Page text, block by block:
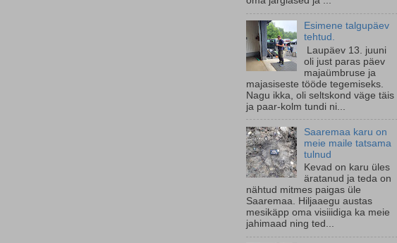
Esimene talgupäev
tehtud.
Laupäev 13. juuni
oli just paras päev
majaümbruse ja
majasiseste tööde tegemiseks.
Nagu ikka, oli seltskond väge täis
ja paar-kolm tundi ni...
Saaremaa karu on
meie maile tatsama
tulnud
Kevad on karu üles
äratanud ja teda on
nähtud mitmes paigas üle
Saaremaa. Hiljaaegu austas
mesikäpp oma visiiidiga ka meie
jahimaad ning ted...